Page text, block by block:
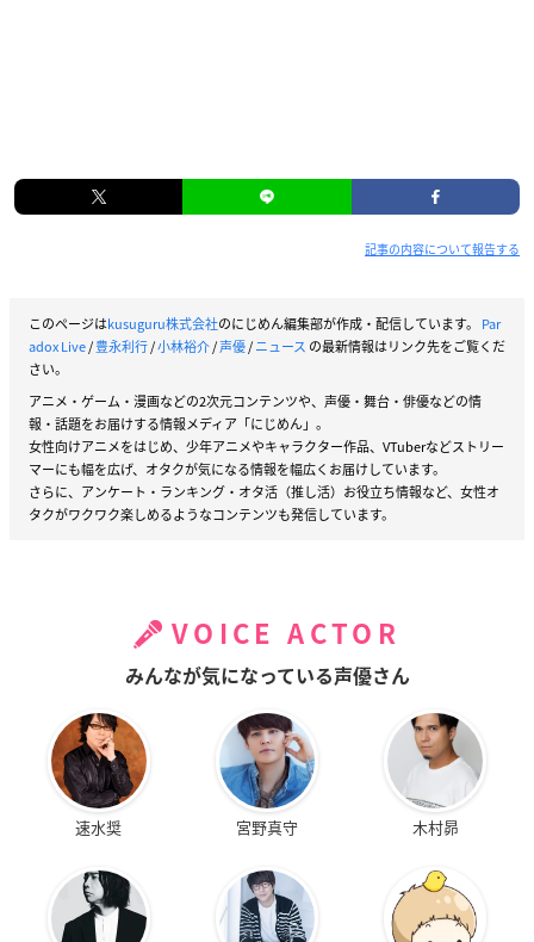
記事の内容について報告する
このページはkusuguru株式会社のにじめん編集部が作成・配信しています。 Par
adox Live/豊永利行/小林裕介/声優/ニュース の最新情報はリンク先をご覧くだ
さい。
アニメ・ゲーム・漫画などの2次元コンテンツや、声優・舞台・俳優などの情
報・話題をお届けする情報メディア「にじめん」。
女性向けアニメをはじめ、少年アニメやキャラクター作品、VTuberなどストリー
マーにも幅を広げ、オタクが気になる情報を幅広くお届けしています。
さらに、アンケート・ランキング・オタ活（推し活）お役立ち情報など、女性オ
タクがワクワク楽しめるようなコンテンツも発信しています。
VOICE ACTOR
みんなが気になっている声優さん
速水奨 宮野真守 木村昴